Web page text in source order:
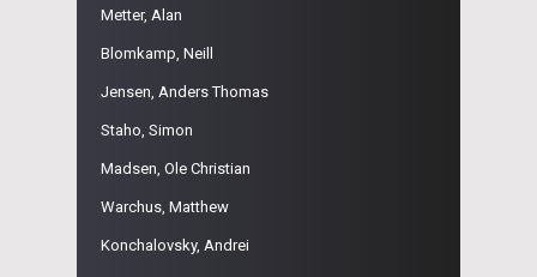
Metter, Alan
Blomkamp, Neill
Jensen, Anders Thomas
Staho, Simon
Madsen, Ole Christian
Warchus, Matthew
Konchalovsky, Andrei